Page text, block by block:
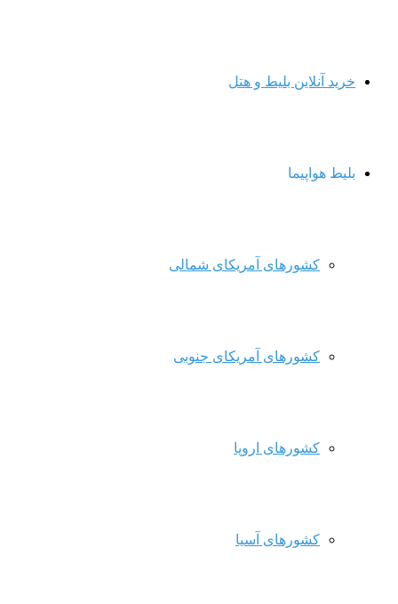
خرید آنلاین بلیط و هتل
بلیط هواپیما
کشورهای آمریکای شمالی
کشورهای آمریکای جنوبی
کشورهای اروپا
کشورهای آسیا